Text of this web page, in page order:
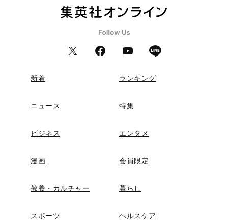
新着 ランキング
ニュース 特集
ビジネス エンタメ
漫画 会員限定
教養・カルチャー 暮らし
スポーツ ヘルスケア